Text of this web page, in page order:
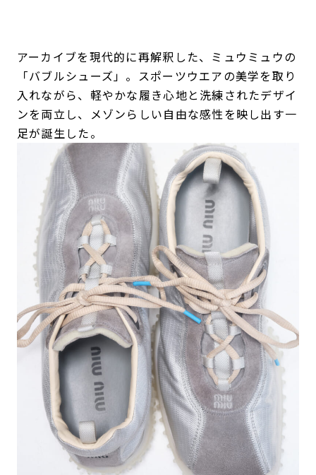
アーカイブを現代的に再解釈した、ミュウミュウの
「バブルシューズ」。スポーツウエアの美学を取り
入れながら、軽やかな履き心地と洗練されたデザイ
ンを両立し、メゾンらしい自由な感性を映し出す一
足が誕生した。